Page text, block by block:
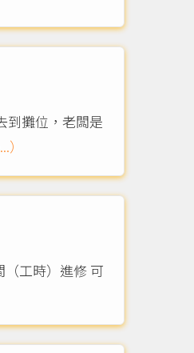
到攤位，老闆是
）
時）進修 可